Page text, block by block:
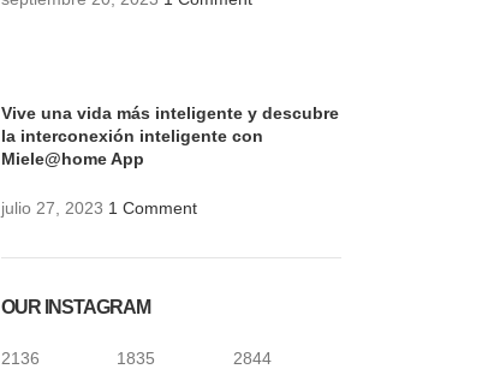
Vive una vida más inteligente y descubre
la interconexión inteligente con
Miele@home App
julio 27, 2023 1 Comment
OUR INSTAGRAM
2136 1835 2844